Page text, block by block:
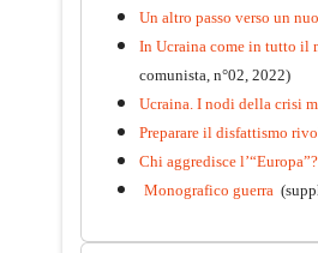
PDF n°10 - 2026
Un altro passo verso un
In Ucraina come in tutto il
comunista, n°02, 2022)
Ucraina. I nodi della crisi
Preparare il disfattismo
Chi aggredisce l’“Europa”?
Monografico guerra